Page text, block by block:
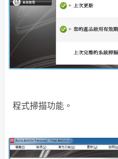
程式掃描功能。